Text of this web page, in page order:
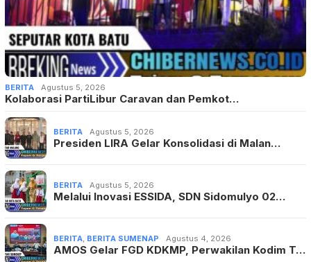
BERITA Agustus 5, 2026
Kolaborasi PartiLibur Caravan dan Pemkot…
BERITA Agustus 5, 2026
Presiden LIRA Gelar Konsolidasi di Malan…
BERITA Agustus 5, 2026
Melalui Inovasi ESSIDA, SDN Sidomulyo 02…
BERITA BERITA SUMENAP Agustus 4, 2026
AMOS Gelar FGD KDKMP, Perwakilan Kodim T…